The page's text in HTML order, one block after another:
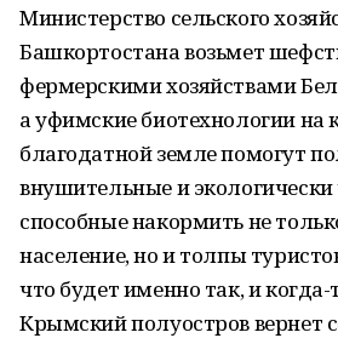
Министерство сельского
Башкортостана возьмет
фермерскими хозяйствами
а уфимские биотехнологии на
благодатной земле помогут
внушительные и
способные накормить не
население, но и толпы
что будет именно так, и
Крымский полуостров вернет